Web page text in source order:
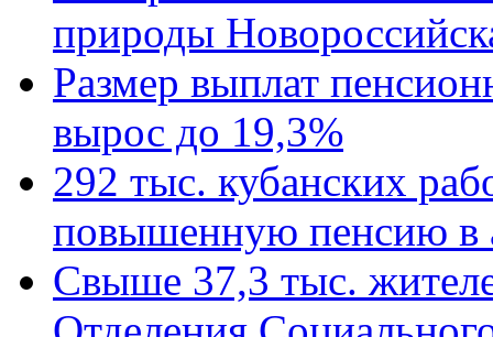
природы
Размер выплат
вырос до 19,3%
292 тыс. кубанских
повышенную пенсию в
Свыше 37,3 тыс.